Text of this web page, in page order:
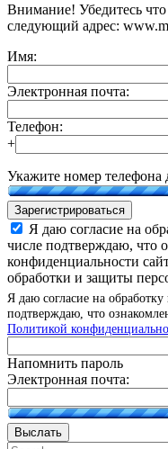
Внимание! Убедитесь что
следующий адрес:
Имя:
Электронная почта:
Телефон:
+
Укажите номер телефона
Зарегистрироваться
Я даю согласие на
числе подтверждаю, что
конфиденциальности
обработки и защиты
Я даю согласие на
подтверждаю, что
Политикой
Напомнить пароль
Электронная почта:
Выслать